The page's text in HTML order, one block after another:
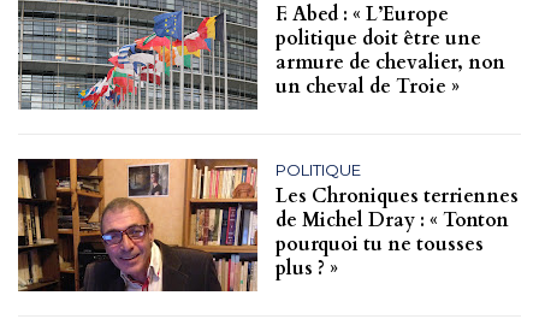
F. Abed : « L’Europe
politique doit être une
armure de chevalier, non
un cheval de Troie »
POLITIQUE
Les Chroniques terriennes
de Michel Dray : « Tonton
pourquoi tu ne tousses
plus ? »